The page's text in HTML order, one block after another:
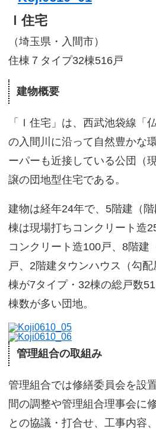
Ｉ住宅
（埼玉県・入間市）
住棟７タイプ32棟516戸
建物概要
「Ｉ住宅」は、西武池袋線「
の入間川に沿って自然豊かな
ーパーも近接している公団（
譲の団地型住宅である。
建物は経年24年で、5階建（
棟は現場打ちコンクリート造
コンクリート造100戸、8階建
戸、2階建タウンハウス（勾
棟が7タイプ・32棟の総戸数
棟数が多い団地。
管理組合の取組み
管理組合では修繕委員会を設
間の調整や管理組合理事会に
との協議・打合せ、工事内容